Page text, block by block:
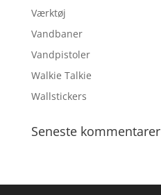
Værktøj
Vandbaner
Vandpistoler
Walkie Talkie
Wallstickers
Seneste kommentarer